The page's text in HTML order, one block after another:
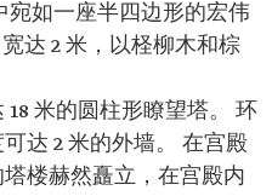
如一座半四边形的宏伟
达 2 米，以柽柳木和棕
米的圆柱形瞭望塔。 环
达 2 米的外墙。 在宫殿
楼赫然矗立，在宫殿内